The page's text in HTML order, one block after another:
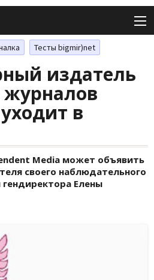
Тесты bigmir)net
издатель
журналов
в
Media может объявить
своего наблюдательного
гендиректора Елены